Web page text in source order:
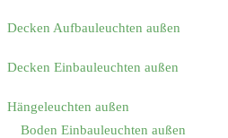
Decken Aufbauleuchten außen
Decken Einbauleuchten außen
Hängeleuchten außen
Boden Einbauleuchten außen